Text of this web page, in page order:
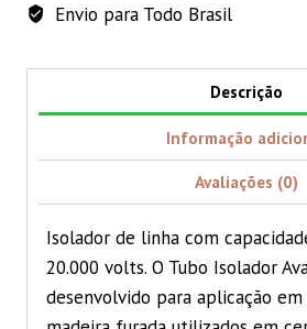
quantidade
Envio para Todo Brasil
Descrição
Informação
Avaliações (0)
Isolador de linha com
20.000 volts. O Tubo Isolador
desenvolvido para aplicação